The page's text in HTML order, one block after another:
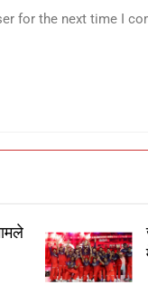
for the next time I